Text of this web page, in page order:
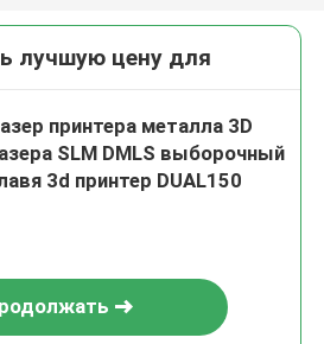
лучшую цену для
принтера металла 3D
SLM DMLS выборочный
3d принтер DUAL150